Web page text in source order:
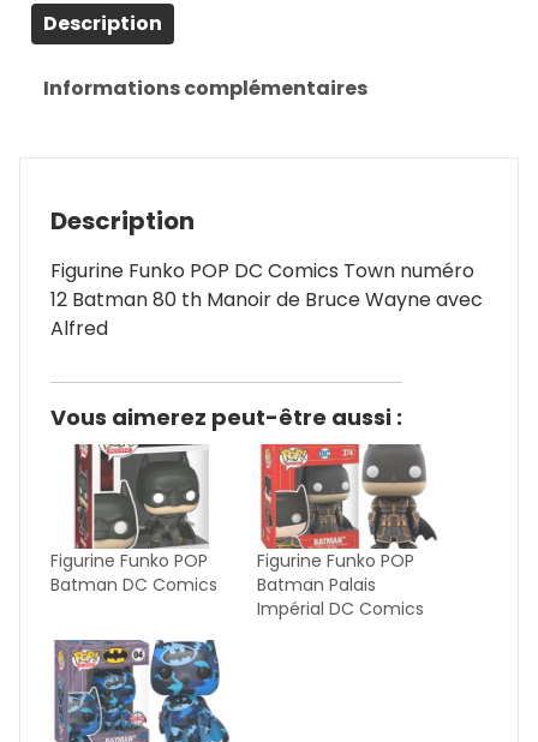
Description
Informations complémentaires
Description
Figurine Funko POP DC Comics Town numéro
12 Batman 80 th Manoir de Bruce Wayne avec
Alfred
Vous aimerez peut-être aussi :
Figurine Funko POP
Batman DC Comics
Figurine Funko POP
Batman Palais
Impérial DC Comics